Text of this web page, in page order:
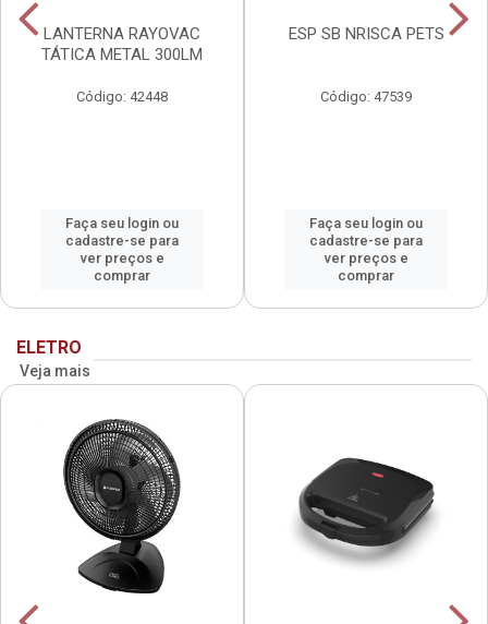
LANTERNA RAYOVAC
TÁTICA METAL 300LM
Código: 42448
Faça seu login ou
cadastre-se para
ver preços e
comprar
ESP SB NRISCA PETS
Código: 47539
Faça seu login ou
cadastre-se para
ver preços e
comprar
ELETRO
Veja mais